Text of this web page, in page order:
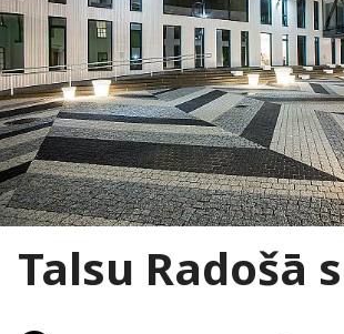
Talsu Radošā